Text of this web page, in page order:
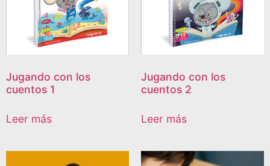
Jugando con los
cuentos 1
Leer más
Jugando con los
cuentos 2
Leer más